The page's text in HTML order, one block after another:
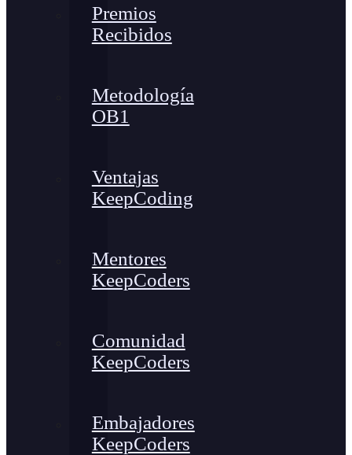
Premios
Recibidos
Metodología
OB1
Ventajas
KeepCoding
Mentores
KeepCoders
Comunidad
KeepCoders
Embajadores
KeepCoders